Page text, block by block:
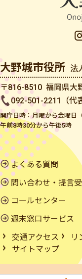
大野城市役所 法
〒816-8510 福岡県大
092-501-2211（代
開庁日時：月曜から金曜日
午前8時30分から午後5時
よくある質問
問い合わせ・提言
コールセンター
週末窓口サービス
交通アクセス
リ
サイトマップ